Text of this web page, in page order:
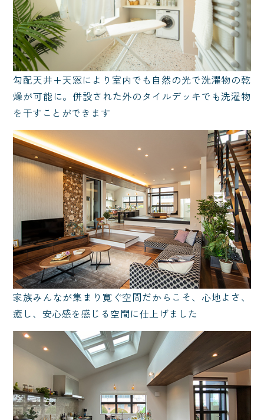
勾配天井+天窓により室内でも自然の光で洗濯物の乾
燥が可能に。併設された外のタイルデッキでも洗濯物
を干すことができます
家族みんなが集まり寛ぐ空間だからこそ、心地よさ、
癒し、安心感を感じる空間に仕上げました